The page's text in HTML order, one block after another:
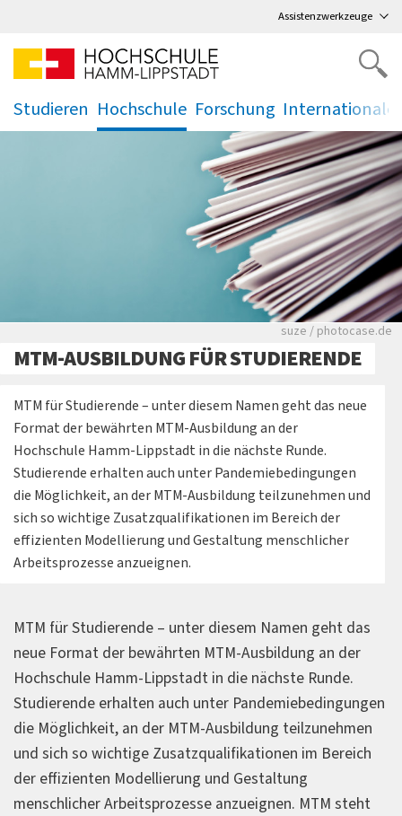
Assistenzwerkzeuge
Studieren
.
Hochschule
.
Forschung
. .
Viele Zeitungen.
suze / photocase.de
MTM-AUSBILDUNG FÜR STUDIERENDE
MTM für Studierende – unter diesem Namen geht das neue
Format der bewährten MTM-Ausbildung an der
Hochschule Hamm-Lippstadt in die nächste Runde.
Studierende erhalten auch unter Pandemiebedingungen
die Möglichkeit, an der MTM-Ausbildung teilzunehmen und
sich so wichtige Zusatzqualifikationen im Bereich der
effizienten Modellierung und Gestaltung menschlicher
Arbeitsprozesse anzueignen.
MTM für Studierende – unter diesem Namen geht das
neue Format der bewährten MTM-Ausbildung an der
Hochschule Hamm-Lippstadt in die nächste Runde.
Studierende erhalten auch unter Pandemiebedingungen
die Möglichkeit, an der MTM-Ausbildung teilzunehmen
und sich so wichtige Zusatzqualifikationen im Bereich
der effizienten Modellierung und Gestaltung
menschlicher Arbeitsprozesse anzueignen. MTM steht